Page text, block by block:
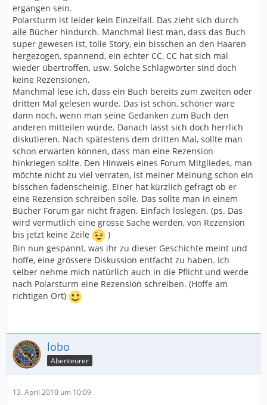
ergangen sein.
Polarsturm ist leider kein Einzelfall. Das zieht sich durch
alle Bücher hindurch. Manchmal liest man, dass das Buch
super gewesen ist, tolle Story, ein bisschen an den Haaren
hergezogen, spannend, ein echter CC, CC hat sich mal
wieder übertroffen, usw. Solche Schlagwörter sind doch
keine Rezensionen.
Manchmal lese ich, dass ein Buch bereits zum zweiten oder
dritten Mal gelesen wurde. Das ist schön, schöner wäre
dann noch, wenn man seine Gedanken zum Buch den
anderen mitteilen würde. Danach lässt sich doch herrlich
diskutieren. Nach spätestens dem dritten Mal, sollte man
schon erwarten können, dass man eine Rezension
hinkriegen sollte. Den Hinweis eines Forum Mitgliedes, man
möchte nicht zu viel verraten, ist meiner Meinung schon ein
bisschen fadenscheinig. Einer hat kürzlich gefragt ob er
eine Rezension schreiben solle. Das sollte man in einem
Bücher Forum gar nicht fragen. Einfach loslegen. (ps. Das
wird vermutlich eine grosse Sache werden, von Rezension
bis jetzt keine Zeile
)
Bin nun gespannt, was ihr zu dieser Geschichte meint und
hoffe, eine grössere Diskussion entfacht zu haben. Ich
selber nehme mich natürlich auch in die Pflicht und werde
nach Polarsturm eine Rezension schreiben. (Hoffe am
richtigen Ort)
lobo
Abenteurer
13. April 2010 um 10:09